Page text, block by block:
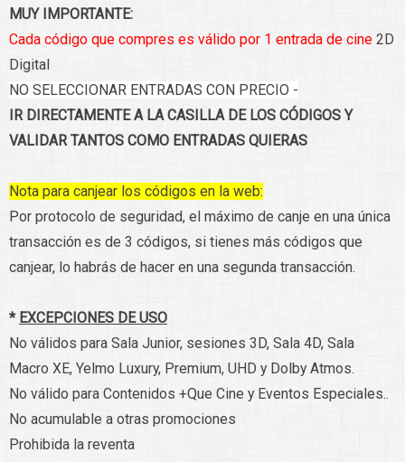
MUY IMPORTANTE:
Cada código que compres es válido por 1 entrada de cine 2D
Digital
NO SELECCIONAR ENTRADAS CON PRECIO -
IR DIRECTAMENTE A LA CASILLA DE LOS CÓDIGOS Y
VALIDAR TANTOS COMO ENTRADAS QUIERAS
Nota para canjear los códigos en la web:
Por protocolo de seguridad, el máximo de canje en una única
transacción es de 3 códigos, si tienes más códigos que
canjear, lo habrás de hacer en una segunda transacción.
* EXCEPCIONES DE USO
No válidos para Sala Junior, sesiones 3D, Sala 4D, Sala
Macro XE, Yelmo Luxury, Premium, UHD y Dolby Atmos.
No válido para Contenidos +Que Cine y Eventos Especiales..
No acumulable a otras promociones
Prohibida la reventa